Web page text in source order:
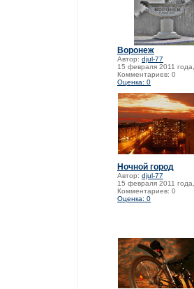
Воронеж
Автор: djul-77
15 февраля 2011
Комментариев: 0
Оценка: 0
Ночной город
Автор: djul-77
15 февраля 2011
Комментариев: 0
Оценка: 0